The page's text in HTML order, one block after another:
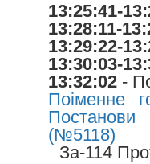
13:25:41-
13:28:11-
13:29:22-
13:30:03-
13:32:02 -
Поіменне
Постанови
(№5118)
За-114